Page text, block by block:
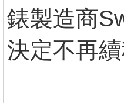
錶製造商
決定不再